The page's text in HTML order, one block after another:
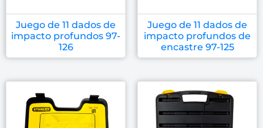
Juego de 11 dados de
impacto profundos 97-
126
Juego de 11 dados de
impacto profundos de
encastre 97-125